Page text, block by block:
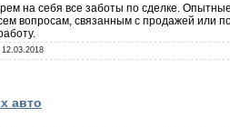
на себя все заботы по сделке.
вопросам, связанным с продажей или
12.03.2018
авто